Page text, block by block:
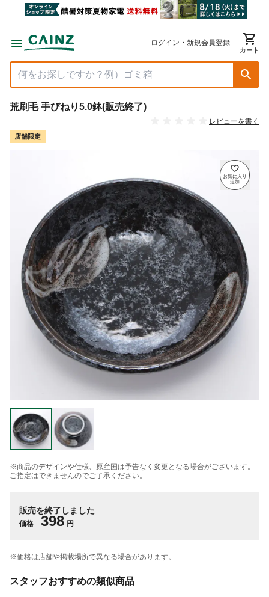
ログイン・新規会員登録
カート
荒刷毛 手びねり5.0鉢(販売終了)
レビューを書く
店舗限定
※商品のデザインや仕様、原産国は予告なく変更となる場合がございます。
ご指定はできませんのでご了承ください。
販売を終了しました
価格 398 円
※価格は​店舗や​掲載場所で​異なる​場合が​あります。
スタッフおすすめの類似商品